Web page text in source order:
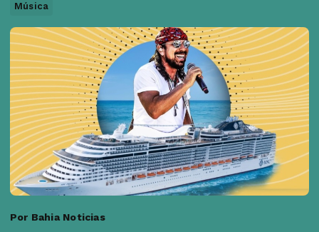
Música
Por Bahia Noticias